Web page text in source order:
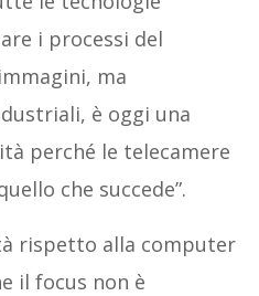
i processi del
ma
è oggi una
perché le telecamere
che succede”.
rispetto alla computer
il focus non è